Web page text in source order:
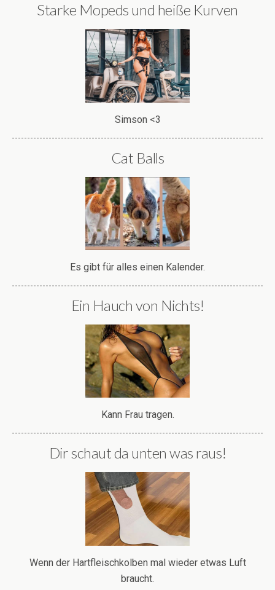
Starke Mopeds und heiße Kurven
Simson <3
Cat Balls
Es gibt für alles einen Kalender.
Ein Hauch von Nichts!
Kann Frau tragen.
Dir schaut da unten was raus!
Wenn der Hartfleischkolben mal wieder etwas Luft
braucht.